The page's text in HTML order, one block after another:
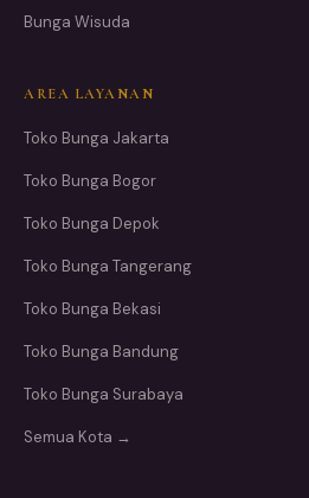
Bunga Wisuda
AREA LAYANAN
Toko Bunga Jakarta
Toko Bunga Bogor
Toko Bunga Depok
Toko Bunga Tangerang
Toko Bunga Bekasi
Toko Bunga Bandung
Toko Bunga Surabaya
Semua Kota →